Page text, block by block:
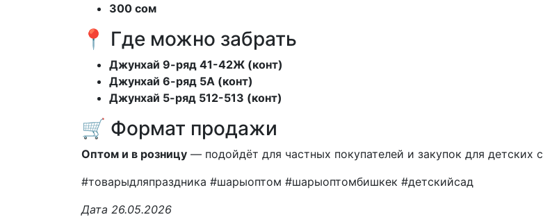
300 сом
📍 Где можно забрать
Джунхай 9-ряд 41-42Ж (конт)
Джунхай 6-ряд 5А (конт)
Джунхай 5-ряд 512-513 (конт)
🛒 Формат продажи
Оптом и в розницу — подойдёт для частных покупателей и закупок для детских
#товарыдляпраздника #шарыоптом #шарыоптомбишкек #детскийсад
Дата 26.05.2026